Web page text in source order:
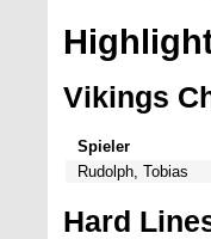
Vikings
Spieler
Rudolph, Tobias
Hard